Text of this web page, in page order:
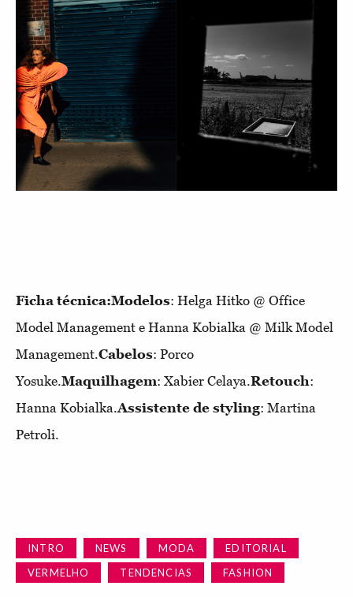
Ficha técnica:Modelos: Helga Hitko @ Office
Model Management e Hanna Kobialka @ Milk Model
Management.Cabelos: Porco
Yosuke.Maquilhagem: Xabier Celaya.Retouch:
Hanna Kobialka.Assistente de styling: Martina
Petroli.
INTRO NEWS MODA
EDITORIAL
VERMELHO
TENDENCIAS FASHION